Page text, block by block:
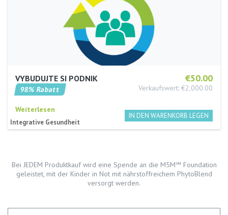
€50.00
VYBUDUJTE SI PODNIK
Verkaufswert: €2,000.00
98% Rabatt
Weiterlesen
Integrative Gesundheit
Bei JEDEM Produktkauf wird eine Spende an die M5M℠ Foundation
geleistet, mit der Kinder in Not mit nährstoffreichem PhytoBlend
versorgt werden.